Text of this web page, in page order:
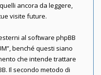
ancora da leggere,
visite future.
al software phpBB
benché questi siano
che intende trattare
Il secondo metodo di